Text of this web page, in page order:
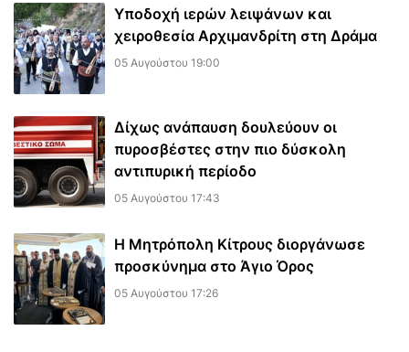
Υποδοχή ιερών λειψάνων και
χειροθεσία Αρχιμανδρίτη στη Δράμα
05 Αυγούστου 19:00
Δίχως ανάπαυση δουλεύουν οι
πυροσβέστες στην πιο δύσκολη
αντιπυρική περίοδο
05 Αυγούστου 17:43
Η Μητρόπολη Κίτρους διοργάνωσε
προσκύνημα στο Άγιο Όρος
05 Αυγούστου 17:26